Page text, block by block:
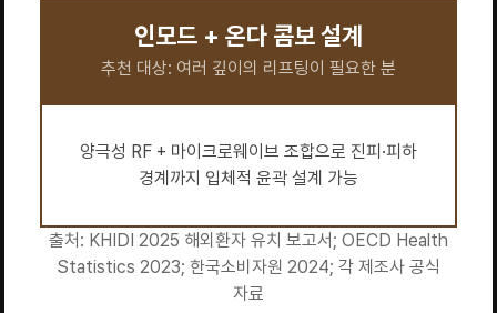
인모드 + 온다 콤보 설계
추천 대상: 여러 깊이의 리프팅이 필요한 분
양극성 RF + 마이크로웨이브 조합으로 진피·피하
경계까지 입체적 윤곽 설계 가능
출처: KHIDI 2025 해외환자 유치 보고서; OECD Health
Statistics 2023; 한국소비자원 2024; 각 제조사 공식
자료